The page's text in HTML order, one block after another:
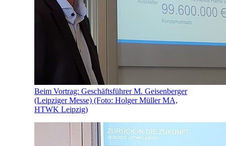
Beim Vortrag: Geschäftsführer M. Geisenberger
(Leipziger Messe) (Foto: Holger Müller MA,
HTWK Leipzig)